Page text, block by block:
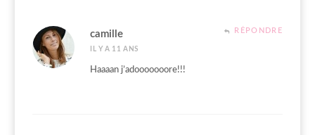
camille
IL Y A 11 ANS
RÉPONDRE
Haaaan j’adooooooore!!!